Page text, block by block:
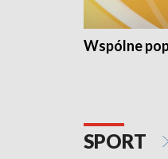
Wspólne
SPORT